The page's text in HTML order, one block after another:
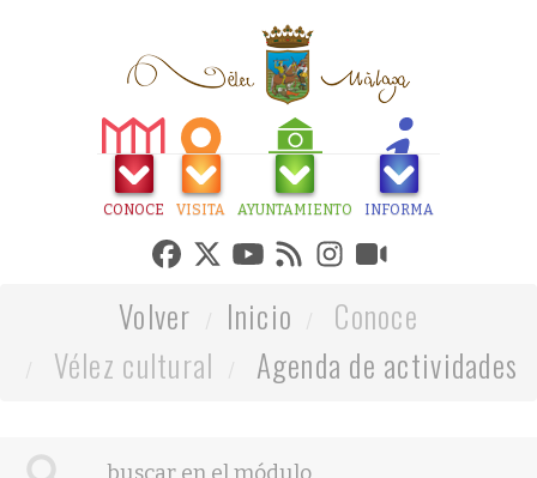
CONOCE VISITA AYUNTAMIENTO INFORMA
Volver Inicio
Conoce
Vélez cultural
Agenda de actividades